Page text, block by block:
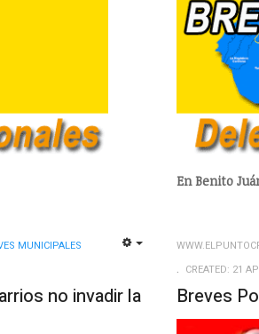
En Benito
MUNICIPALES
no invadir la
CREATED: 21
Breves